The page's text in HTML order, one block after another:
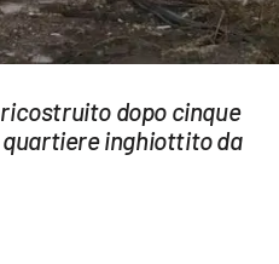
dopo cinque
quartiere inghiottito da